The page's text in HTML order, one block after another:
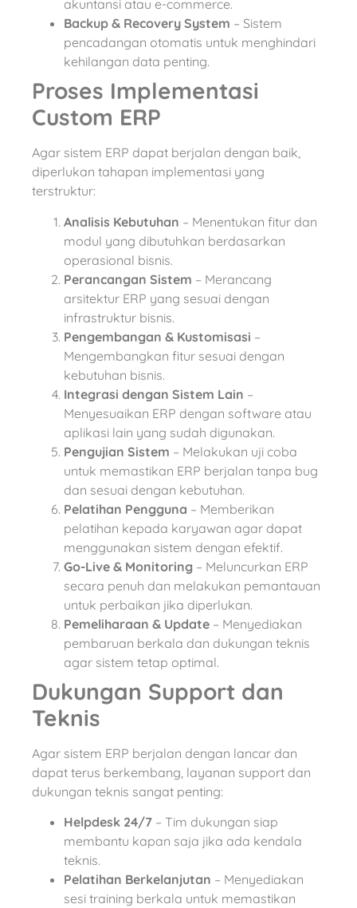
akuntansi atau e-commerce.
Backup & Recovery System – Sistem
pencadangan otomatis untuk menghindari
kehilangan data penting.
Proses Implementasi
Custom ERP
Agar sistem ERP dapat berjalan dengan baik,
diperlukan tahapan implementasi yang
terstruktur:
Analisis Kebutuhan – Menentukan fitur dan
modul yang dibutuhkan berdasarkan
operasional bisnis.
Perancangan Sistem – Merancang
arsitektur ERP yang sesuai dengan
infrastruktur bisnis.
Pengembangan & Kustomisasi –
Mengembangkan fitur sesuai dengan
kebutuhan bisnis.
Integrasi dengan Sistem Lain –
Menyesuaikan ERP dengan software atau
aplikasi lain yang sudah digunakan.
Pengujian Sistem – Melakukan uji coba
untuk memastikan ERP berjalan tanpa bug
dan sesuai dengan kebutuhan.
Pelatihan Pengguna – Memberikan
pelatihan kepada karyawan agar dapat
menggunakan sistem dengan efektif.
Go-Live & Monitoring – Meluncurkan ERP
secara penuh dan melakukan pemantauan
untuk perbaikan jika diperlukan.
Pemeliharaan & Update – Menyediakan
pembaruan berkala dan dukungan teknis
agar sistem tetap optimal.
Dukungan Support dan
Teknis
Agar sistem ERP berjalan dengan lancar dan
dapat terus berkembang, layanan support dan
dukungan teknis sangat penting:
Helpdesk 24/7 – Tim dukungan siap
membantu kapan saja jika ada kendala
teknis.
Pelatihan Berkelanjutan – Menyediakan
sesi training berkala untuk memastikan